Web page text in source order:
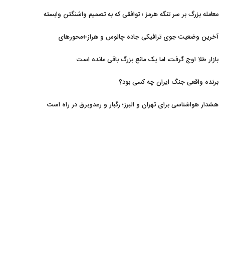
معامله بزرگ بر سر تنگه هرمز ؛ توافقی که به تصمیم واشنگتن وابسته
آخرین وضعیت جوی ترافیکی جاده چالوس و هراز+محورهای
بازار طلا اوج گرفت، اما یک مانع بزرگ باقی مانده است
برنده واقعی جنگ ایران چه کسی بود؟
هشدار هواشناسی برای تهران و البرز؛ رگبار و رعدوبرق در راه است